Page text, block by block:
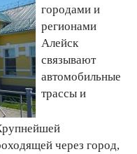
городами и
регионами
Алейск
связывают
автомобильные
трассы и
через город,